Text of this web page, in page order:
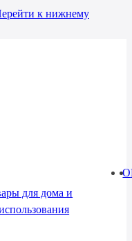
к нижнему
для дома и
О